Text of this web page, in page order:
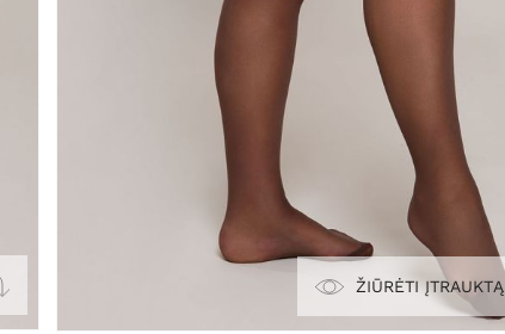
ŽIŪRĖTI ĮTRAUKTĄ